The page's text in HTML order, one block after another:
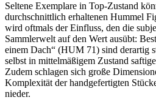
Seltene Exemplare in Top-Zustand
durchschnittlich erhaltenen Hummel
wird oftmals der Einfluss, den die
Sammlerwelt auf den Wert ausübt:
einem Dach“ (HUM 71) sind derartig
selbst in mittelmäßigem Zustand
Zudem schlagen sich große
Komplexität der handgefertigten
nieder.